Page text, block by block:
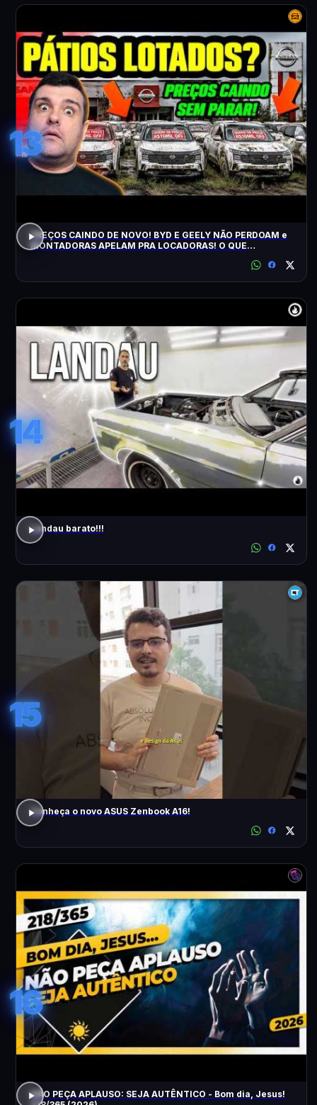
13
PREÇOS CAINDO DE NOVO! BYD E GEELY NÃO PERDOAM e
MONTADORAS APELAM PRA LOCADORAS! O QUE
14
Landau barato!!!
15
Conheça o novo ASUS Zenbook A16!
16
NÃO PEÇA APLAUSO: SEJA AUTÊNTICO - Bom dia, Jesus!